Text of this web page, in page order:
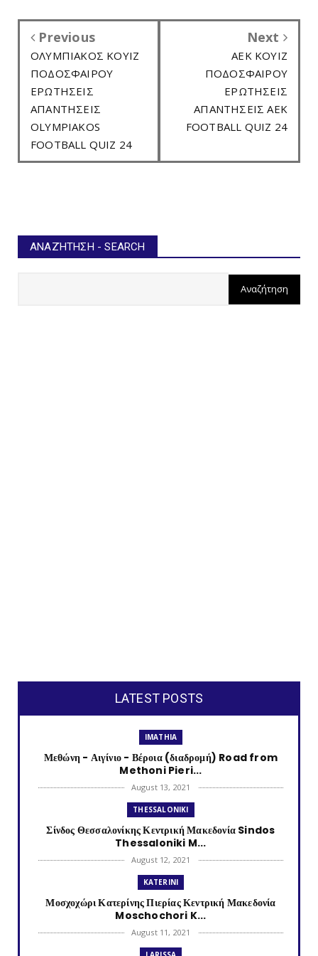
Previous
ΟΛΥΜΠΙΑΚΟΣ ΚΟΥΙΖ
ΠΟΔΟΣΦΑΙΡΟΥ
ΕΡΩΤΗΣΕΙΣ
ΑΠΑΝΤΗΣΕΙΣ
OLYMPIAKOS
FOOTBALL QUIZ 24
Next
ΑΕΚ ΚΟΥΙΖ
ΠΟΔΟΣΦΑΙΡΟΥ
ΕΡΩΤΗΣΕΙΣ
ΑΠΑΝΤΗΣΕΙΣ AEK
FOOTBALL QUIZ 24
ΑΝΑΖΉΤΗΣΗ - SEARCH
LATEST POSTS
IMATHIA
Μεθώνη - Αιγίνιο - Βέροια (διαδρομή) Road from
Methoni Pieri...
August 13, 2021
THESSALONIKI
Σίνδος Θεσσαλονίκης Κεντρική Μακεδονία Sindos
Thessaloniki M...
August 12, 2021
KATERINI
Μοσχοχώρι Κατερίνης Πιερίας Κεντρική Μακεδονία
Moschochori K...
August 11, 2021